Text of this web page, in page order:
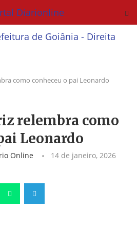
como conheceu o pai Leonardo
relembra como
Leonardo
Online
14 de janeiro, 2026